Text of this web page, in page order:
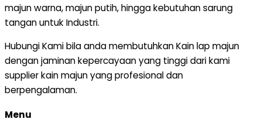
majun warna, majun putih, hingga kebutuhan sarung
tangan untuk Industri.
Hubungi Kami bila anda membutuhkan Kain lap majun
dengan jaminan kepercayaan yang tinggi dari kami
supplier kain majun yang profesional dan
berpengalaman.
Menu